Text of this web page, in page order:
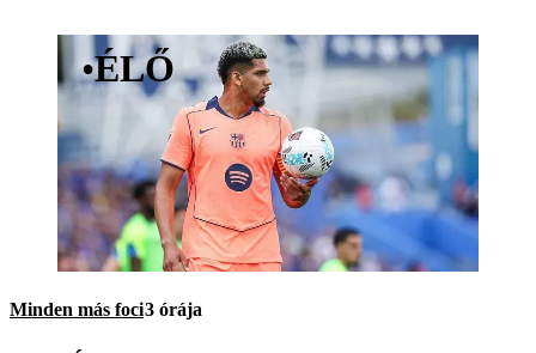
•ÉLŐ
Minden más foci3 órája